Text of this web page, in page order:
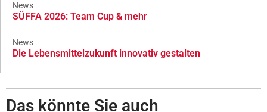
News
SÜFFA 2026: Team Cup & mehr
News
Die Lebensmittelzukunft innovativ gestalten
Das könnte Sie auch